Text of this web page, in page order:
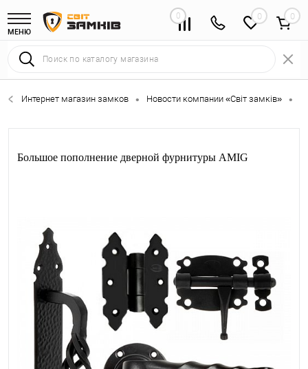
МЕНЮ
0 0
Интернет магазин замков • Новости компании «Світ замків» •
Большое пополнение дверной фурнитуры AMIG